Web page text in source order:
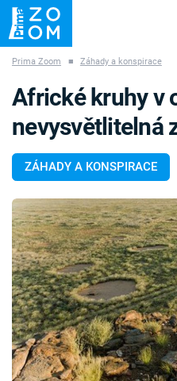
ZÁHADY VETŘELCI
Témata
Témata
Pořady
TV Program
Časopis
Prima Zoom ■ Záhady a konspirace
ZÁHADY A KONSPIRACE
Africké kruhy v
nevysvětlitelná